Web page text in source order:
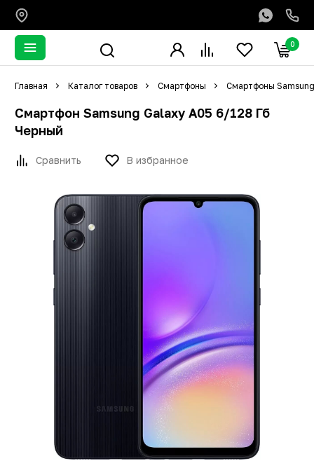
0
Главная Каталог товаров Смартфоны Смартфоны Samsung
Смартфон Samsung Galaxy A05 6/128 Гб
Черный
Сравнить В избранное